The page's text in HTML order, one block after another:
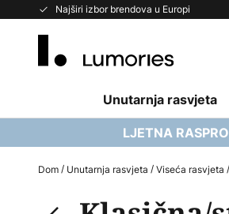
Najširi izbor brendova u Europi
Skip
Unutarnja rasvjeta
LJETNA
Dom Unutarnja rasvjeta Viseća rasvjeta